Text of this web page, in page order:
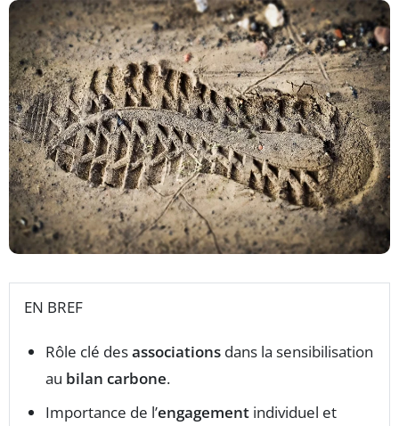
EN BREF
Rôle clé desassociations dans la sensibilisation
au bilan carbone.
Importance de l’engagement individuel et